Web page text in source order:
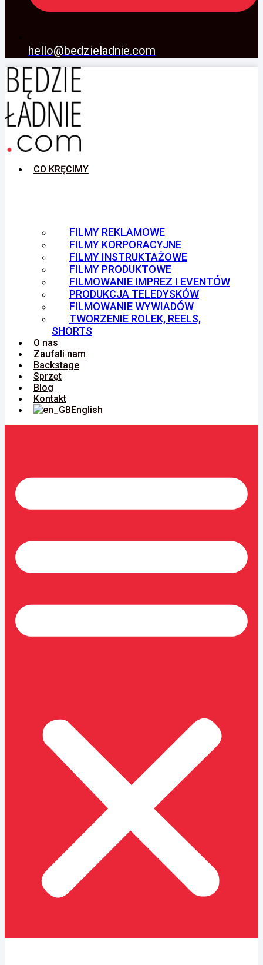
hello@bedzieladnie.com
CO KRĘCIMY
FILMY REKLAMOWE
FILMY KORPORACYJNE
FILMY INSTRUKTAŻOWE
FILMY PRODUKTOWE
FILMOWANIE IMPREZ I EVENTÓW
PRODUKCJA TELEDYSKÓW
FILMOWANIE WYWIADÓW
TWORZENIE ROLEK, REELS,
SHORTS
O nas
Zaufali nam
Backstage
Sprzęt
Blog
Kontakt
English